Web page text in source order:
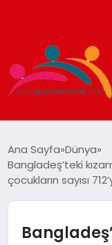
TEKNOLOJI
Ana Sayfa Dünya
Bangladeş’teki
çocukların sayısı